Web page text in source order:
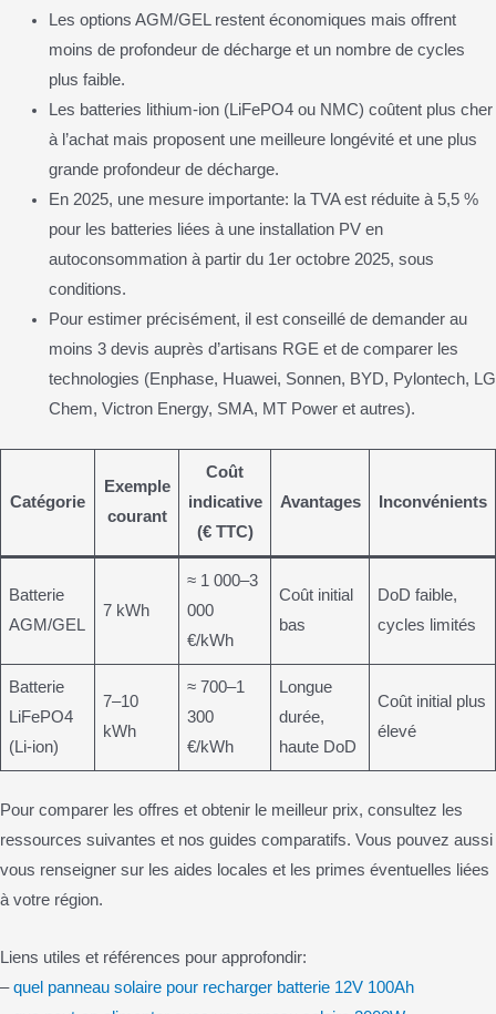
Les options AGM/GEL restent économiques mais offrent
moins de profondeur de décharge et un nombre de cycles
plus faible.
Les batteries lithium-ion (LiFePO4 ou NMC) coûtent plus cher
à l’achat mais proposent une meilleure longévité et une plus
grande profondeur de décharge.
En 2025, une mesure importante: la TVA est réduite à 5,5 %
pour les batteries liées à une installation PV en
autoconsommation à partir du 1er octobre 2025, sous
conditions.
Pour estimer précisément, il est conseillé de demander au
moins 3 devis auprès d’artisans RGE et de comparer les
technologies (Enphase, Huawei, Sonnen, BYD, Pylontech, LG
Chem, Victron Energy, SMA, MT Power et autres).
Catégorie
Exemple
courant
Coût
indicative
(€ TTC)
Avantages Inconvénients
Batterie
AGM/GEL
7 kWh
≈ 1 000–3
000
€/kWh
Coût initial
bas
DoD faible,
cycles limités
Batterie
LiFePO4
(Li-ion)
7–10
kWh
≈ 700–1
300
€/kWh
Longue
durée,
haute DoD
Coût initial plus
élevé
Pour comparer les offres et obtenir le meilleur prix, consultez les
ressources suivantes et nos guides comparatifs. Vous pouvez aussi
vous renseigner sur les aides locales et les primes éventuelles liées
à votre région.
Liens utiles et références pour approfondir:
–quel panneau solaire pour recharger batterie 12V 100Ah